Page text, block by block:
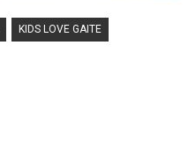
KIDS LOVE GAITE